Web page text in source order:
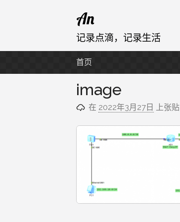
跳
至
内
An
记录点滴，记录生活
首页
image
在 2022年3月27日 上张贴